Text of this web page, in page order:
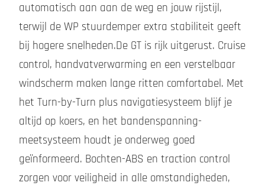
automatisch aan aan de weg en jouw rijstijl,
terwijl de WP stuurdemper extra stabiliteit geeft
bij hogere snelheden.De GT is rijk uitgerust. Cruise
control, handvatverwarming en een verstelbaar
windscherm maken lange ritten comfortabel. Met
het Turn-by-Turn plus navigatiesysteem blijf je
altijd op koers, en het bandenspanning-
meetsysteem houdt je onderweg goed
geïnformeerd. Bochten-ABS en traction control
zorgen voor veiligheid in alle omstandigheden,